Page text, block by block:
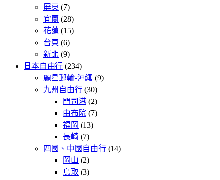
屏東 (7)
宜蘭 (28)
花蓮 (15)
台東 (6)
新北 (9)
日本自由行 (234)
麗星郵輪-沖繩 (9)
九州自由行 (30)
門司港 (2)
由布院 (7)
福岡 (13)
長崎 (7)
四國、中國自由行 (14)
岡山 (2)
鳥取 (3)